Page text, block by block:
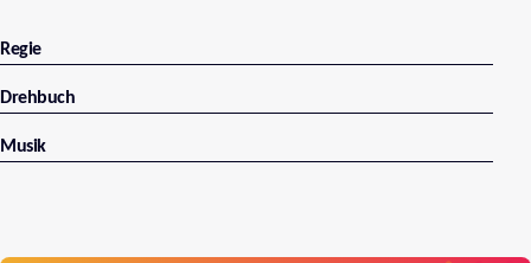
Freunde und Erzfeinde wieder aufeinandertreffen?
Regie
Drehbuch
Musik